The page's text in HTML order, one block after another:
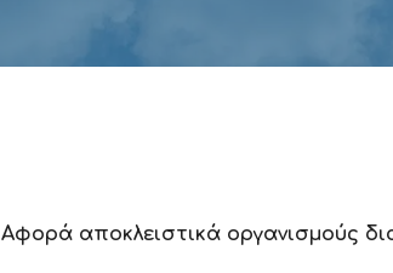
Αφορά αποκλειστικά οργανισμούς